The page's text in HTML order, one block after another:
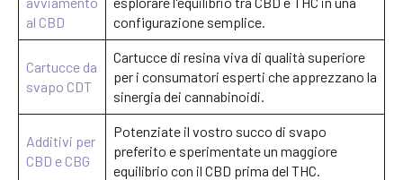
al CBD
configurazione semplice.
Cartucce da
svapo CDT
Cartucce di resina viva di qualità superiore
per i consumatori esperti che apprezzano la
sinergia dei cannabinoidi.
Additivi per
CBD e CBG
Potenziate il vostro succo di svapo
preferito e sperimentate un maggiore
equilibrio con il CBD prima del THC.